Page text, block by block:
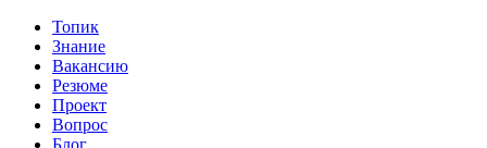
Топик
Знание
Вакансию
Резюме
Проект
Вопрос
Блог